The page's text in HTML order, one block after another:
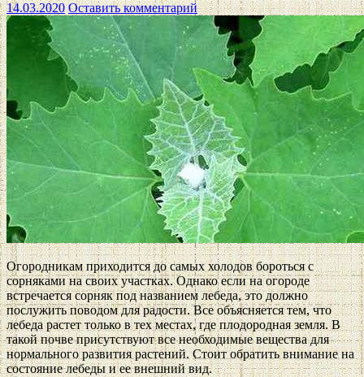
14.03.2020 Оставить комментарий
Огородникам приходится до самых холодов бороться с
сорняками на своих участках. Однако если на огороде
встречается сорняк под названием лебеда, это должно
послужить поводом для радости. Все объясняется тем, что
лебеда растет только в тех местах, где плодородная земля. В
такой почве присутствуют все необходимые вещества для
нормального развития растений. Стоит обратить внимание на
состояние лебеды и ее внешний вид.